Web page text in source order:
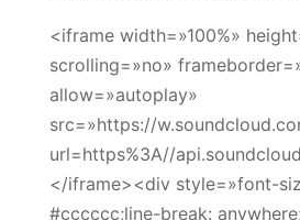
<iframe width=»100%»
scrolling=»no»
allow=»autoplay»
src=»https://
url=https%3A//
</iframe><div style=»font-
#cccccc;line-break: